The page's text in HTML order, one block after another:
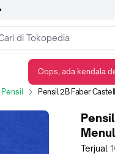
Pensil Pensil 2B Faber Castell 9000 harga
Terjual
Oops, ada kendala